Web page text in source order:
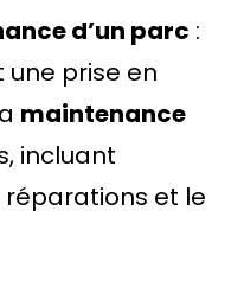
d’un parc :
une prise en
maintenance
incluant
réparations et le